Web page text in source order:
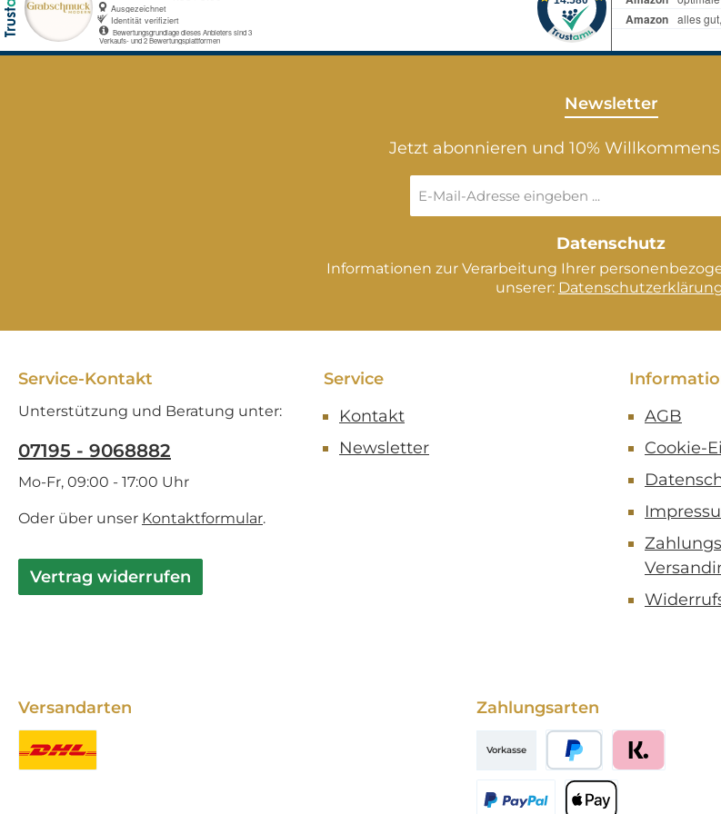
können
Abweichungen in
Newsletter
Jetzt abonnieren und 10%
Mail-
Datenschutz
Informationen zur Verarbeitung Ihrer
unserer:
Service-Kontakt
Unterstützung und Beratung unter:
07195 - 9068882
Mo-Fr, 09:00 - 17:00 Uhr
Oder über unser Kontaktformular.
Vertrag widerrufen
Service
Kontakt
Newsletter
AGB
Cookie-
Versandarten Zahlungsarten
PayPal Klarna
Vorkasse